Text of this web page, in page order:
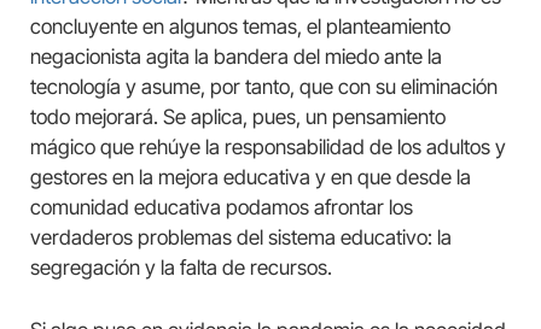
concluyente en algunos temas, el planteamiento
negacionista agita la bandera del miedo ante la
tecnología y asume, por tanto, que con su eliminación
todo mejorará. Se aplica, pues, un pensamiento
mágico que rehúye la responsabilidad de los adultos y
gestores en la mejora educativa y en que desde la
comunidad educativa podamos afrontar los
verdaderos problemas del sistema educativo: la
segregación y la falta de recursos.